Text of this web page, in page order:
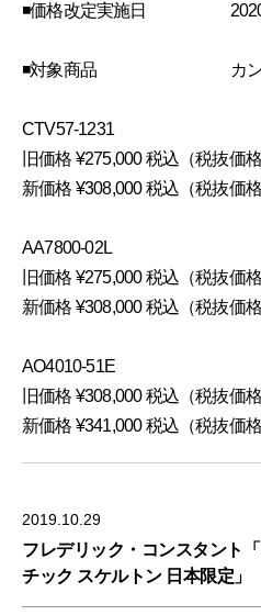
◾価格改定実施日 2020
◾対象商品 カンパ
CTV57-1231
旧価格 ¥275,000 税込（税抜価格
新価格 ¥308,000 税込（税抜価格
AA7800-02L
旧価格 ¥275,000 税込（税抜価格
新価格 ¥308,000 税込（税抜価格
AO4010-51E
旧価格 ¥308,000 税込（税抜価格
新価格 ¥341,000 税込（税抜価格
2019.10.29
フレデリック・コンスタント
チック スケルトン 日本限定」